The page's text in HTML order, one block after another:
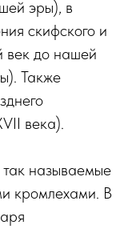
эры), в
скифского и
век до нашей
Также
века).
называемые
кромлехами. В